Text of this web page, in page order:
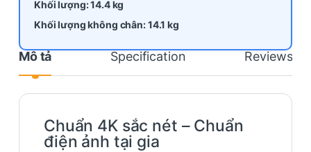
Khối lượng: 14.4 kg
Khối lượng không chân: 14.1 kg
Mô tả Specification Reviews
Chuẩn 4K sắc nét – Chuẩn
điện ảnh tại gia